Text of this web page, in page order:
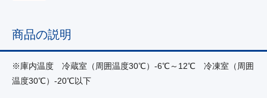
商品の説明
※庫内温度 冷蔵室（周囲温度30℃）-6℃～12℃ 冷凍室（周囲
温度30℃）-20℃以下